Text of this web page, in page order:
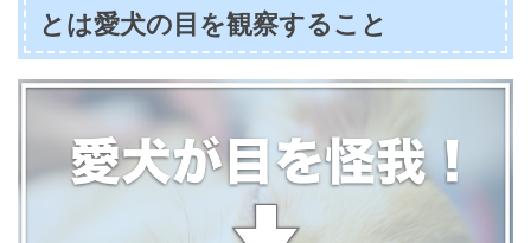
とは愛犬の目を観察すること